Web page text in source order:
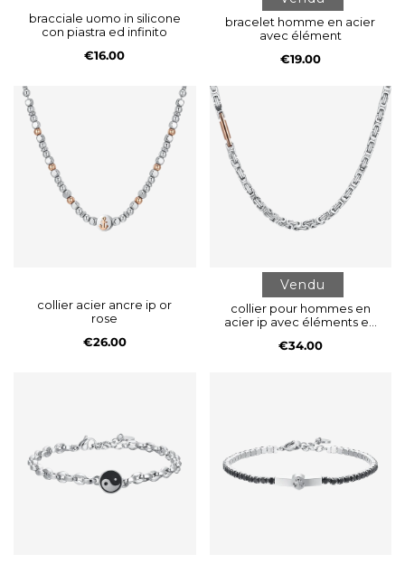
bracciale uomo in silicone
con piastra ed infinito
€16.00
bracelet homme en acier
avec élément
€19.00
collier acier ancre ip or
rose
€26.00
Vendu
collier pour hommes en
acier ip avec éléments en
€34.00